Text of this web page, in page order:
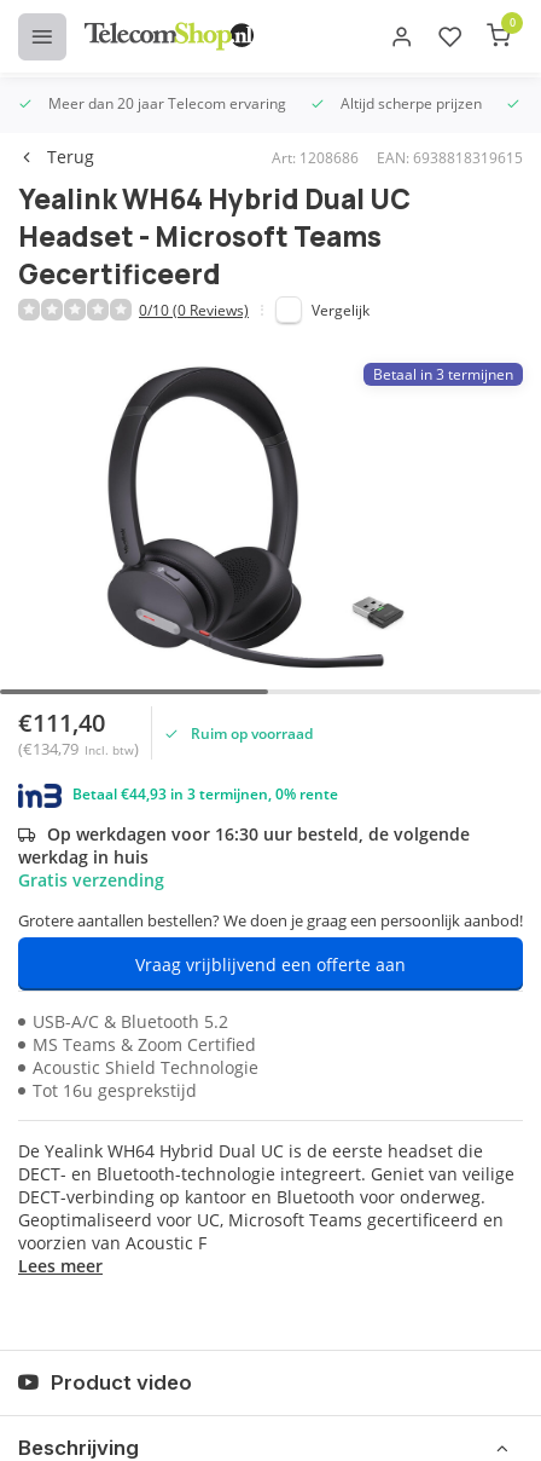
0
Meer dan 20 jaar Telecom ervaring Altijd scherpe prijzen
Terug Art: 1208686 EAN: 6938818319615
Yealink WH64 Hybrid Dual UC
Headset - Microsoft Teams
Gecertificeerd
0/10 (0 Reviews) Vergelijk
Betaal in 3 termijnen
€111,40
(€134,79 Incl. btw)
Ruim op voorraad
Betaal €44,93 in 3 termijnen, 0% rente
Op werkdagen voor 16:30 uur besteld, de volgende
werkdag in huis
Gratis verzending
Grotere aantallen bestellen? We doen je graag een persoonlijk aanbod!
Vraag vrijblijvend een offerte aan
USB-A/C & Bluetooth 5.2
MS Teams & Zoom Certified
Acoustic Shield Technologie
Tot 16u gesprekstijd
De Yealink WH64 Hybrid Dual UC is de eerste headset die
DECT- en Bluetooth-technologie integreert. Geniet van veilige
DECT-verbinding op kantoor en Bluetooth voor onderweg.
Geoptimaliseerd voor UC, Microsoft Teams gecertificeerd en
voorzien van Acoustic F
Lees meer
Product video
Beschrijving